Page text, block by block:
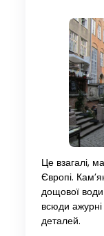
Це взагалі,
Європі.
дощової води
всюди ажурні
деталей.